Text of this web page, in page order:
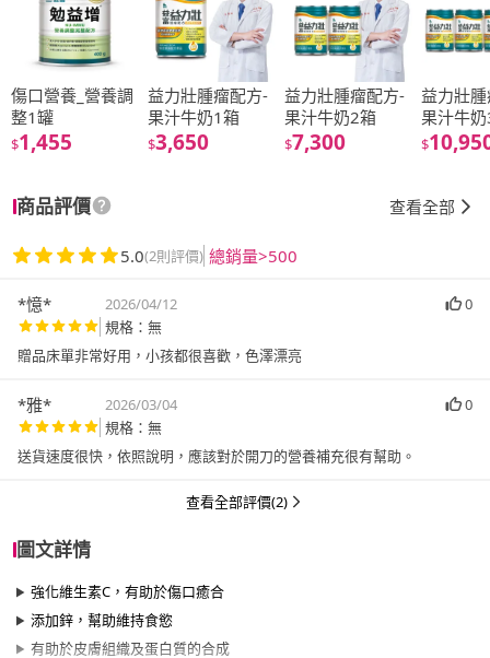
傷口營養_營養調
整1罐
$1,455
益力壯腫瘤配方-
果汁牛奶1箱
$3,650
益力壯腫瘤配方-
果汁牛奶2箱
$7,300
益力壯
果汁牛
$
商品評價 查看全部
5.0(2則評價) 總銷量>500
*憶* 2026/04/12
0
規格：無
贈品床單非常好用，小孩都很喜歡，色澤漂亮
*雅* 2026/03/04
0
規格：無
送貨速度很快，依照說明，應該對於開刀的營養補充很有幫助。
查看全部評價(2)
圖文詳情
強化維生素C，有助於傷口癒合
添加鋅，幫助維持食慾
有助於皮膚組織及蛋白質的合成